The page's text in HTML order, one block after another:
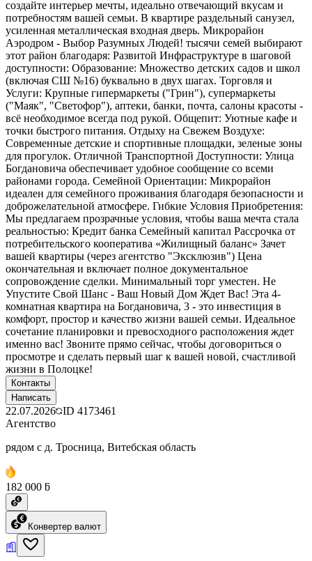
создайте интерьер мечты, идеально отвечающий вкусам и
потребностям вашей семьи. В квартире раздельный санузел,
усиленная металлическая входная дверь. Микрорайон
Аэродром - Выбор Разумных Людей! тысячи семей выбирают
этот район благодаря: Развитой Инфраструктуре в шаговой
доступности: Образование: Множество детских садов и школ
(включая СШ №16) буквально в двух шагах. Торговля и
Услуги: Крупные гипермаркеты ("Грин"), супермаркеты
("Маяк", "Светофор"), аптеки, банки, почта, салоны красоты -
всё необходимое всегда под рукой. Общепит: Уютные кафе и
точки быстрого питания. Отдыху на Свежем Воздухе:
Современные детские и спортивные площадки, зеленые зоны
для прогулок. Отличной Транспортной Доступности: Улица
Богдановича обеспечивает удобное сообщение со всеми
районами города. Семейной Ориентации: Микрорайон
идеален для семейного проживания благодаря безопасности и
доброжелательной атмосфере. Гибкие Условия Приобретения:
Мы предлагаем прозрачные условия, чтобы ваша мечта стала
реальностью: Кредит банка Семейный капитал Рассрочка от
потребительского кооператива «Жилищный баланс» Зачет
вашей квартиры (через агентство "Эксклюзив") Цена
окончательная и включает полное документальное
сопровождение сделки. Минимальный торг уместен. Не
Упустите Свой Шанс - Ваш Новый Дом Ждет Вас! Эта 4-
комнатная квартира на Богдановича, 3 - это инвестиция в
комфорт, простор и качество жизни вашей семьи. Идеальное
сочетание планировки и превосходного расположения ждет
именно вас! Звоните прямо сейчас, чтобы договориться о
просмотре и сделать первый шаг к вашей новой, счастливой
жизни в Полоцке!
Контакты
Написать
22.07.2026 ID 4173461
Агентство
рядом с д. Тросница, Витебская область
182 000 ƃ
Конвертер валют